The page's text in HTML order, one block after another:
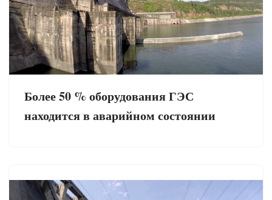
Более 50 % оборудования ГЭС
находится в аварийном состоянии